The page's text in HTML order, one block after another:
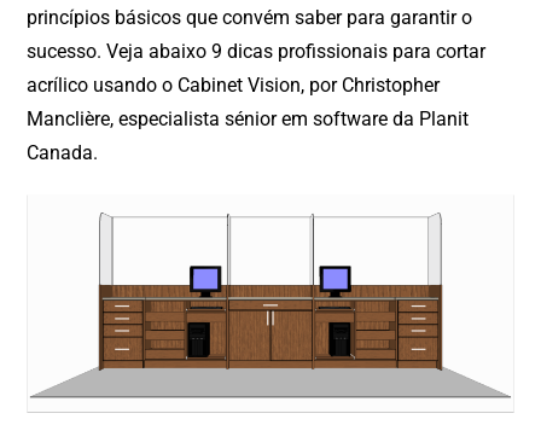
princípios básicos que convém saber para garantir o
sucesso. Veja abaixo 9 dicas profissionais para cortar
acrílico usando o Cabinet Vision, por Christopher
Manclière, especialista sénior em software da Planit
Canada.